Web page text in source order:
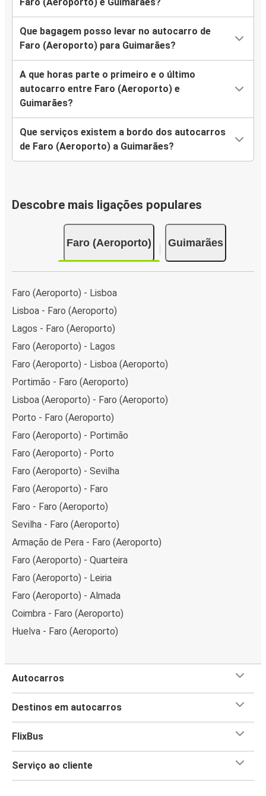
Que bagagem posso levar no autocarro de
Faro (Aeroporto) para Guimarães?
A que horas parte o primeiro e o último
autocarro entre Faro (Aeroporto) e
Guimarães?
Que serviços existem a bordo dos autocarros
de Faro (Aeroporto) a Guimarães?
Descobre mais ligações populares
Faro (Aeroporto) Guimarães
Faro (Aeroporto) - Lisboa
Lisboa - Faro (Aeroporto)
Lagos - Faro (Aeroporto)
Faro (Aeroporto) - Lagos
Faro (Aeroporto) - Lisboa (Aeroporto)
Portimão - Faro (Aeroporto)
Lisboa (Aeroporto) - Faro (Aeroporto)
Porto - Faro (Aeroporto)
Faro (Aeroporto) - Portimão
Faro (Aeroporto) - Porto
Faro (Aeroporto) - Sevilha
Faro (Aeroporto) - Faro
Faro - Faro (Aeroporto)
Sevilha - Faro (Aeroporto)
Armação de Pera - Faro (Aeroporto)
Faro (Aeroporto) - Quarteira
Faro (Aeroporto) - Leiria
Faro (Aeroporto) - Almada
Coimbra - Faro (Aeroporto)
Huelva - Faro (Aeroporto)
Autocarros
Destinos em autocarros
FlixBus
Serviço ao cliente